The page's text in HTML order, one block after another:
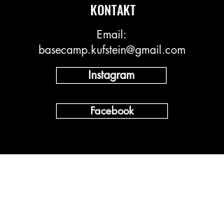
KONTAKT
Email:
basecamp.kufstein@gmail.com
Instagram
Facebook